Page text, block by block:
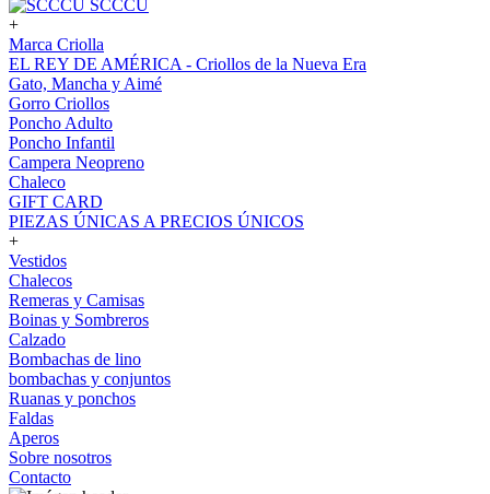
SCCCU
+
Marca Criolla
EL REY DE AMÉRICA - Criollos de la Nueva Era
Gato, Mancha y Aimé
Gorro Criollos
Poncho Adulto
Poncho Infantil
Campera Neopreno
Chaleco
GIFT CARD
PIEZAS ÚNICAS A PRECIOS ÚNICOS
+
Vestidos
Chalecos
Remeras y Camisas
Boinas y Sombreros
Calzado
Bombachas de lino
bombachas y conjuntos
Ruanas y ponchos
Faldas
Aperos
Sobre nosotros
Contacto